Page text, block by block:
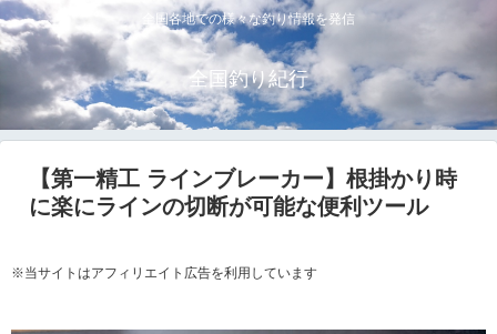
全国各地での様々な釣り情報を発信
全国釣り紀行
【第一精工 ラインブレーカー】根掛かり時
に楽にラインの切断が可能な便利ツール
※当サイトはアフィリエイト広告を利用しています